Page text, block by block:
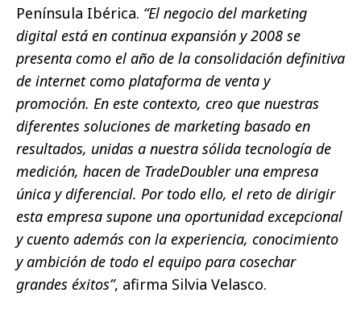
Península Ibérica. “El negocio del marketing
digital está en continua expansión y 2008 se
presenta como el año de la consolidación definitiva
de internet como plataforma de venta y
promoción. En este contexto, creo que nuestras
diferentes soluciones de marketing basado en
resultados, unidas a nuestra sólida tecnología de
medición, hacen de TradeDoubler una empresa
única y diferencial. Por todo ello, el reto de dirigir
esta empresa supone una oportunidad excepcional
y cuento además con la experiencia, conocimiento
y ambición de todo el equipo para cosechar
grandes éxitos”, afirma Silvia Velasco.